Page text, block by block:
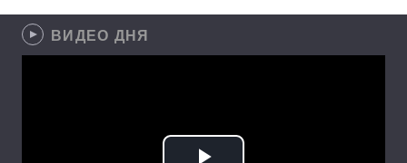
ВИДЕО ДНЯ